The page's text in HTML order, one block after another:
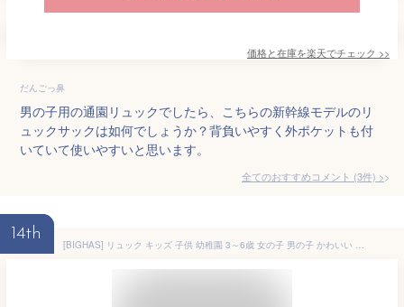
価格と在庫を楽天でチェック >>
だんごっ鼻
男の子用の通園リュックでしたら、こちらの新幹線モデルのリ
ュックサックは如何でしょうか？背負いやすく外ポケットも付
いていて使いやすいと思います。
全てのおすすめコメント (3件) >
14th
[BIGHAS] リュック キッズ 子供 幼稚園 3～6歳 女の子 男の子 かわいい 無地 柄 恐竜 虹 ユニコーン 洗える 入園 通園 遠足 軽量 撥水 こども アウトドア おしゃれ (働く車/ベージュ)